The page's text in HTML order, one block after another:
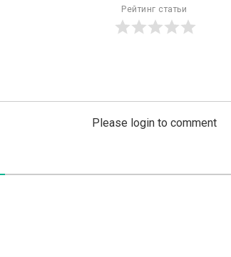
Рейтинг статьи
Please login to comment